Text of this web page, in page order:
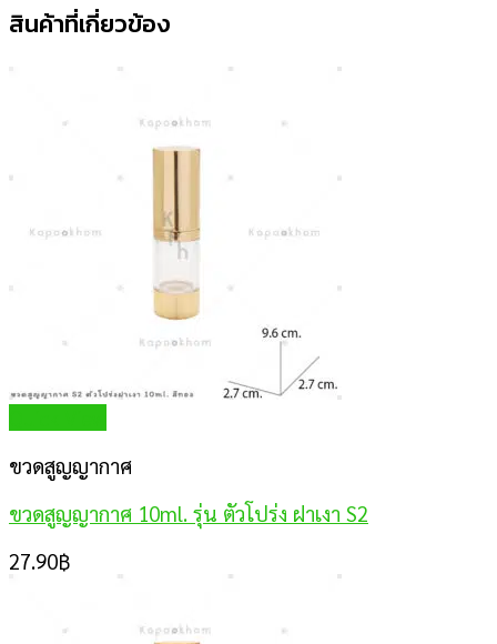
สินค้าที่เกี่ยวข้อง
ขวดสูญญากาศ
ขวดสูญญากาศ 10ml. รุ่น ตัวโปร่ง ฝาเงา S2
27.90฿